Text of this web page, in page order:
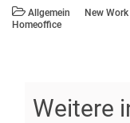
Allgemein New Work
Homeoffice